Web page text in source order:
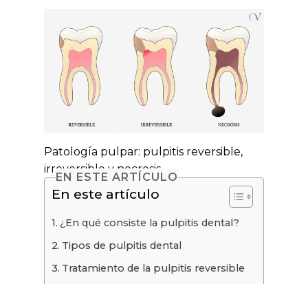
Patología pulpar: pulpitis reversible,
irreversible y necrosis.
EN ESTE ARTÍCULO
En este artículo
¿En qué consiste la pulpitis dental?
Tipos de pulpitis dental
Tratamiento de la pulpitis reversible